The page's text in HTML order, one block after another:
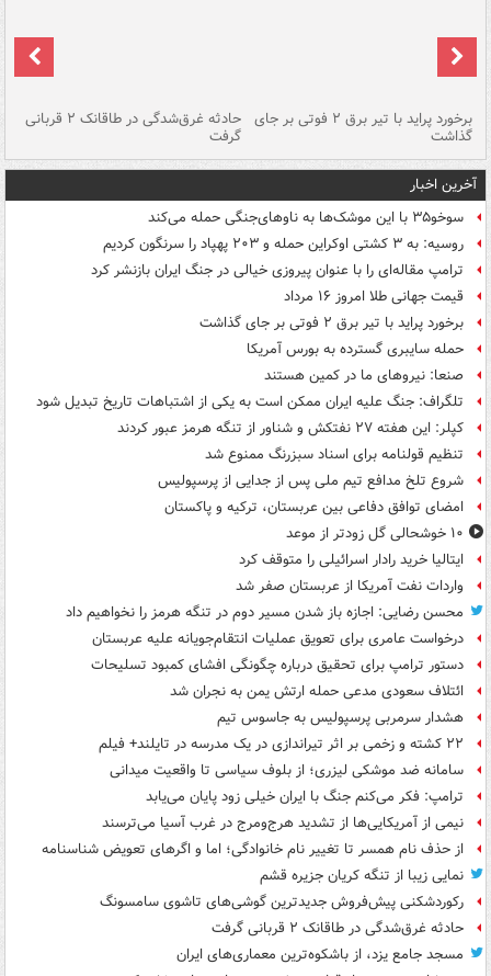
برخورد پراید با تیر برق ۲ فوتی بر جای
گذاشت
حادثه غرق‌شدگی در طاقانک ۲ قربانی
گرفت
آخرین اخبار
سوخو۳۵ با این موشک‌ها به ناوهای‌جنگی حمله می‌کند
روسیه: به ۳ کشتی اوکراین حمله و ۲۰۳ پهپاد را سرنگون کردیم
ترامپ مقاله‌ای را با عنوان پیروزی خیالی در جنگ ایران بازنشر کرد
قیمت جهانی طلا امروز ۱۶ مرداد
برخورد پراید با تیر برق ۲ فوتی بر جای گذاشت
حمله سایبری گسترده به بورس آمریکا
صنعا: نیروهای ما در کمین‌ هستند
تلگراف: جنگ علیه ایران ممکن است به یکی از اشتباهات تاریخ تبدیل شود
کپلر: این هفته ۲۷ نفتکش و شناور از تنگه هرمز عبور کردند
تنظیم قولنامه برای اسناد سبزرنگ ممنوع شد
شروع تلخ مدافع تیم ملی پس از جدایی از پرسپولیس
امضای توافق دفاعی بین عربستان، ترکیه و پاکستان
۱۰ خوشحالی گل زودتر از موعد
ایتالیا خرید رادار اسرائیلی را متوقف کرد
واردات نفت آمریکا از عربستان صفر شد
محسن رضایی: اجازه باز شدن مسیر دوم در تنگه هرمز را نخواهیم داد
درخواست عامری برای تعویق عملیات انتقام‌جویانه علیه عربستان
دستور ترامپ برای تحقیق درباره چگونگی افشای کمبود تسلیحات
ائتلاف سعودی مدعی حمله ارتش یمن به نجران شد
هشدار سرمربی پرسپولیس به جاسوس تیم
۲۲ کشته و زخمی بر اثر تیراندازی در یک مدرسه در تایلند+ فیلم
سامانه ضد موشکی لیزری؛ از بلوف سیاسی تا واقعیت میدانی
ترامپ: فکر می‌کنم جنگ با ایران خیلی زود پایان می‌یابد
نیمی از آمریکایی‌ها از تشدید هرج‌ومرج در غرب آسیا می‌ترسند
از حذف نام همسر تا تغییر نام خانوادگی؛ اما و اگرهای تعویض شناسنامه
نمایی زیبا از تنگه کریان جزیره قشم
رکوردشکنی پیش‌فروش جدیدترین گوشی‌های تاشوی سامسونگ
حادثه غرق‌شدگی در طاقانک ۲ قربانی گرفت
مسجد جامع یزد، از باشکوه‌ترین معماری‌های ایران